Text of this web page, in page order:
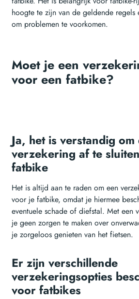
hoogte te zijn van de geldende regels
om problemen te voorkomen.
Moet je een
voor een fatbike?
Ja, het is verstandig om
verzekering af te
fatbike
Het is altijd aan te raden om een
voor je fatbike, omdat je hiermee
eventuele schade of diefstal. Met een
je geen zorgen te maken over
je zorgeloos genieten van het fietsen.
Er zijn verschillende
verzekeringsopties
voor fatbikes